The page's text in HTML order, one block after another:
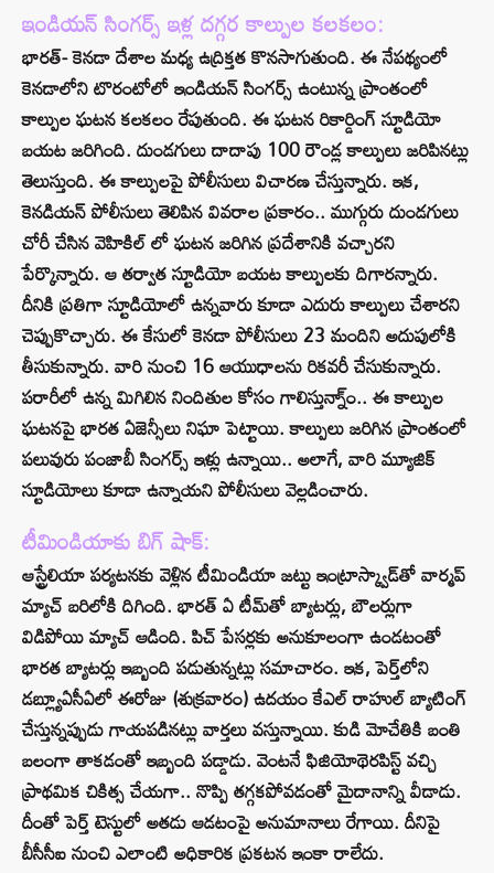
ఇండియన్‌ సింగర్స్‌ ఇళ్ల దగ్గర కాల్పుల కలకలం:
భారత్- కెనడా దేశాల మధ్య ఉద్రిక్తత కొనసాగుతుంది. ఈ నేపథ్యంలో
కెనడాలోని టొరంటోలో ఇండియన్‌ సింగర్స్‌ ఉంటున్న ప్రాంతంలో
కాల్పుల ఘటన కలకలం రేపుతుంది. ఈ ఘటన రికార్డింగ్ స్టూడియో
బయట జరిగింది. దుండగులు దాదాపు 100 రౌండ్ల కాల్పులు జరిపినట్లు
తెలుస్తుంది. ఈ కాల్పులపై పోలీసులు విచారణ చేస్తున్నారు. ఇక,
కెనడియన్ పోలీసులు తెలిపిన వివరాల ప్రకారం.. ముగ్గురు దుండగులు
చోరీ చేసిన వెహికిల్ లో ఘటన జరిగిన ప్రదేశానికి వచ్చారని
పేర్కొన్నారు. ఆ తర్వాత స్టూడియో బయట కాల్పులకు దిగారన్నారు.
దీనికి ప్రతిగా స్టూడియోలో ఉన్నవారు కూడా ఎదురు కాల్పులు చేశారని
చెప్పుకొచ్చారు. ఈ కేసులో కెనడా పోలీసులు 23 మందిని అదుపులోకి
తీసుకున్నారు. వారి నుంచి 16 ఆయుధాలను రికవరీ చేసుకున్నారు.
పరారీలో ఉన్న మిగిలిన నిందితుల కోసం గాలిస్తున్నా్ం.. ఈ కాల్పుల
ఘటనపై భారత ఏజెన్సీలు నిఘా పెట్టాయి. కాల్పులు జరిగిన ప్రాంతంలో
పలువురు పంజాబీ సింగర్స్ ఇళ్లు ఉన్నాయి.. అలాగే, వారి మ్యూజిక్‌
స్టూడియోలు కూడా ఉన్నాయని పోలీసులు వెల్లడించారు.
టీమిండియాకు బిగ్ షాక్:
ఆస్ట్రేలియా పర్యటనకు వెళ్లిన టీమిండియా జట్టు ఇంట్రాస్క్వాడ్‌తో వార్మప్‌
మ్యాచ్‌ బరిలోకి దిగింది. భారత్ ఏ టీమ్‌తో బ్యాటర్లు, బౌలర్లుగా
విడిపోయి మ్యాచ్‌ ఆడింది. పిచ్‌ పేసర్లకు అనుకూలంగా ఉండటంతో
భారత బ్యాటర్లు ఇబ్బంది పడుతున్నట్లు సమాచారం. ఇక, పెర్త్‌లోని
డబ్ల్యూఏసీఏలో ఈరోజు (శుక్రవారం) ఉదయం కేఎల్ రాహుల్ బ్యాటింగ్‌
చేస్తున్నప్పుడు గాయపడినట్లు వార్తలు వస్తున్నాయి. కుడి మోచేతికి బంతి
బలంగా తాకడంతో ఇబ్బంది పడ్డాడు. వెంటనే ఫిజియోథెరపిస్ట్‌ వచ్చి
ప్రాథమిక చికిత్స చేయగా.. నొప్పి తగ్గకపోవడంతో మైదానాన్ని వీడాడు.
దీంతో పెర్త్ టెస్టులో అతడు ఆడటంపై అనుమానాలు రేగాయి. దీనిపై
బీసీసీఐ నుంచి ఎలాంటి అధికారిక ప్రకటన ఇంకా రాలేదు.